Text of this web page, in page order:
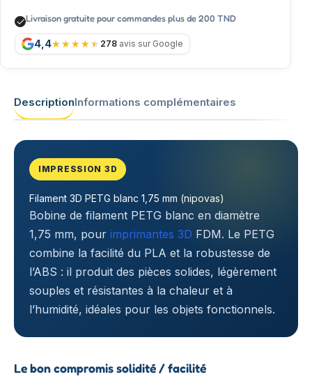
Livraison gratuite pour commandes plus de 200 TND
4,4 278 avis sur Google
DescriptionInformations complémentaires
IMPRESSION 3D
Filament 3D PETG blanc 1,75 mm (nipovas)
Bobine de filament PETG blanc en diamètre
1,75 mm, pour imprimantes 3D FDM. Le PETG
combine la facilité du PLA et la robustesse de
l’ABS : il produit des pièces solides, légèrement
souples et résistantes à la chaleur et à
l’humidité, idéales pour les objets fonctionnels.
Le bon compromis solidité / facilité